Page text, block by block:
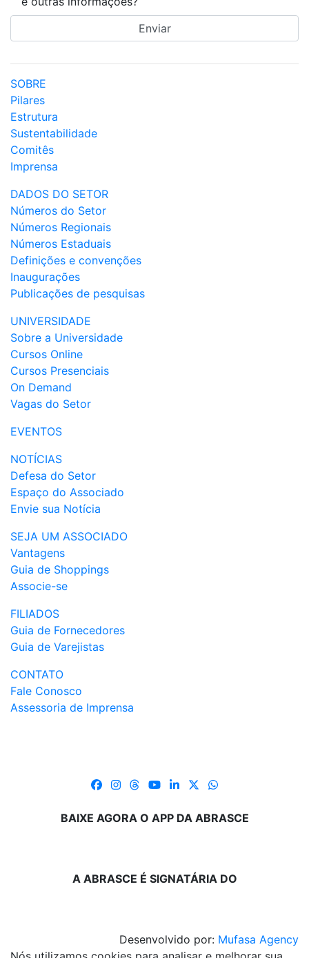
SOBRE
Pilares
Estrutura
Sustentabilidade
Comitês
Imprensa
DADOS DO SETOR
Números do Setor
Números Regionais
Números Estaduais
Definições e convenções
Inaugurações
Publicações de pesquisas
UNIVERSIDADE
Sobre a Universidade
Cursos Online
Cursos Presenciais
On Demand
Vagas do Setor
EVENTOS
NOTÍCIAS
Defesa do Setor
Espaço do Associado
Envie sua Notícia
SEJA UM ASSOCIADO
Vantagens
Guia de Shoppings
Associe-se
FILIADOS
Guia de Fornecedores
Guia de Varejistas
CONTATO
Fale Conosco
Assessoria de Imprensa
BAIXE AGORA O APP DA ABRASCE
A ABRASCE É SIGNATÁRIA DO
Desenvolvido por: Mufasa Agency